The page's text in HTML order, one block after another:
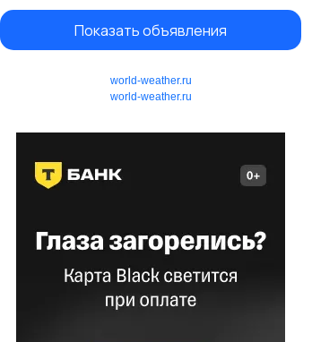
Показать объявления
world-weather.ru
world-weather.ru